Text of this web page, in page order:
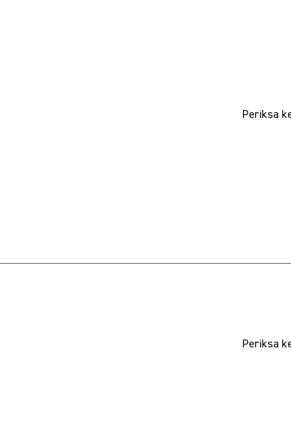
Periksa
Periksa